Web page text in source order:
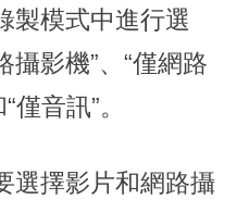
製模式中進行選
攝影機”、“僅網路
僅音訊”。
選擇影片和網路攝